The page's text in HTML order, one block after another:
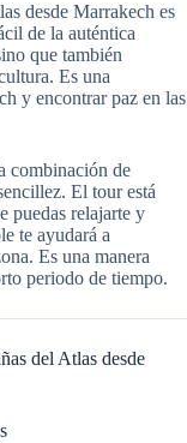
desde Marrakech es
de la auténtica
que también
Es una
y encontrar paz en las
combinación de
El tour está
puedas relajarte y
te ayudará a
Es una manera
periodo de tiempo.
del Atlas desde